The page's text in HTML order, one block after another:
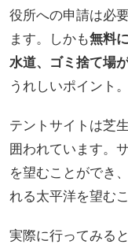
役所への申請は必
ます。しかも無料
水道、ゴミ捨て場
うれしいポイント。
テントサイトは芝
囲われています。
を望むことができ
れる太平洋を望む
実際に行ってみる